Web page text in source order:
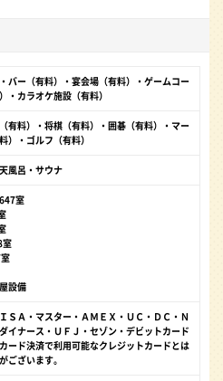
バー（有料）・宴会場（有料）・ゲームコー
・カラオケ施設（有料）
有料）・将棋（有料）・囲碁（有料）・マー
）・ゴルフ（有料）
風呂・サウナ
室
室
設備
ＳＡ・マスター・ＡＭＥＸ・ＵＣ・ＤＣ・Ｎ
イナース・ＵＦＪ・セゾン・デビットカード
ード決済で利用可能なクレジットカードとは
ございます。